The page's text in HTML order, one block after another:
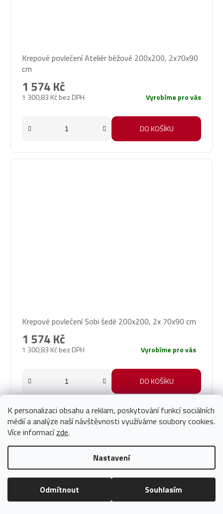
K personalizaci obsahu a reklam, poskytování funkcí sociálních
médií a analýze naší návštěvnosti využíváme soubory cookies.
Více informacízde.
Nastavení
Odmítnout Souhlasím
Krepové povlečení Ateliér béžové 200x200, 2x70x90
cm
1 300,83 Kč bez DPH
1 574 Kč
Vyrobíme pro vás
DO KOŠÍKU
Krepové povlečení Sobi šedé 200x200, 2x 70x90 cm
1 300,83 Kč bez DPH
1 574 Kč
Vyrobíme pro vás
DO KOŠÍKU